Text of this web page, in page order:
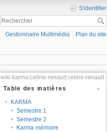
S'identifier
Gestionnaire Multimédia Plan du site
wiki:karma:celine-renault:celine-renault
Table des matières
KARMA
Semestre 1
Semestre 2
Karma mémoire